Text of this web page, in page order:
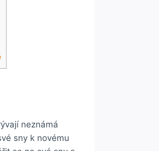
neznámá
sny k novému